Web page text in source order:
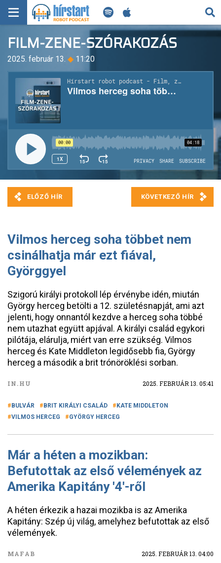
KERESÉS
KEZDŐLAP
FRISS HÍREK
TECH HÍREK
FILM-ZENE-SZÓRAKOZÁS
PLAYLIST
MI AZ A ROBOT PODCAST?
FILM-ZENE-SZÓRAKOZÁS
2025. február 13. ◆ 11:20
Vilmos herceg soha többet nem
csinálhatja már ezt fiával,
Györggyel
Szigorú királyi protokoll lép érvénybe idén, miután
György herceg betölti a 12. születésnapját, ami azt
jelenti, hogy onnantól kezdve a herceg soha többé
nem utazhat együtt apjával. A királyi család egykori
pilótája, elárulja, miért van erre szükség. Vilmos
herceg és Kate Middleton legidősebb fia, György
herceg a második a brit trónöröklési sorban.
IN.HU 2025. FEBRUÁR 13. 05:41
BULVÁR BRIT KIRÁLYI CSALÁD
KATE MIDDLETON
VILMOS HERCEG
GYÖRGY HERCEG
Már a héten a mozikban:
Befutottak az első vélemények az
Amerika Kapitány '4'-ről
A héten érkezik a hazai mozikba is az Amerika
Kapitány: Szép új világ, amelyhez befutottak az első
vélemények.
MAFAB 2025. FEBRUÁR 13. 04:00